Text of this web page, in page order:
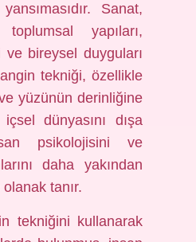
Sanat,
yapıları,
bireysel duyguları
tekniği, özellikle
yüzünün derinliğine
dünyasını dışa
psikolojisini ve
daha yakından
tanır.
tekniğini kullanarak